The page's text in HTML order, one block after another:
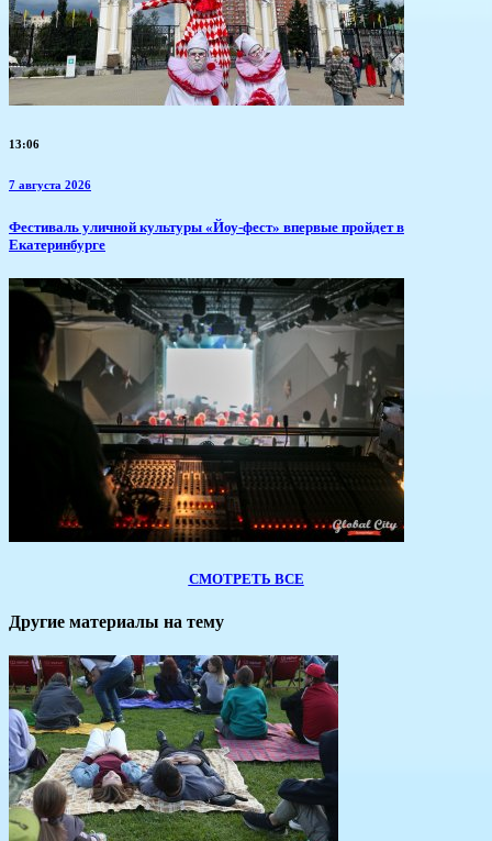
13:06
7 августа 2026
​Фестиваль уличной культуры «Йоу-фест» впервые пройдет в
Екатеринбурге
СМОТРЕТЬ ВСЕ
Другие материалы на тему